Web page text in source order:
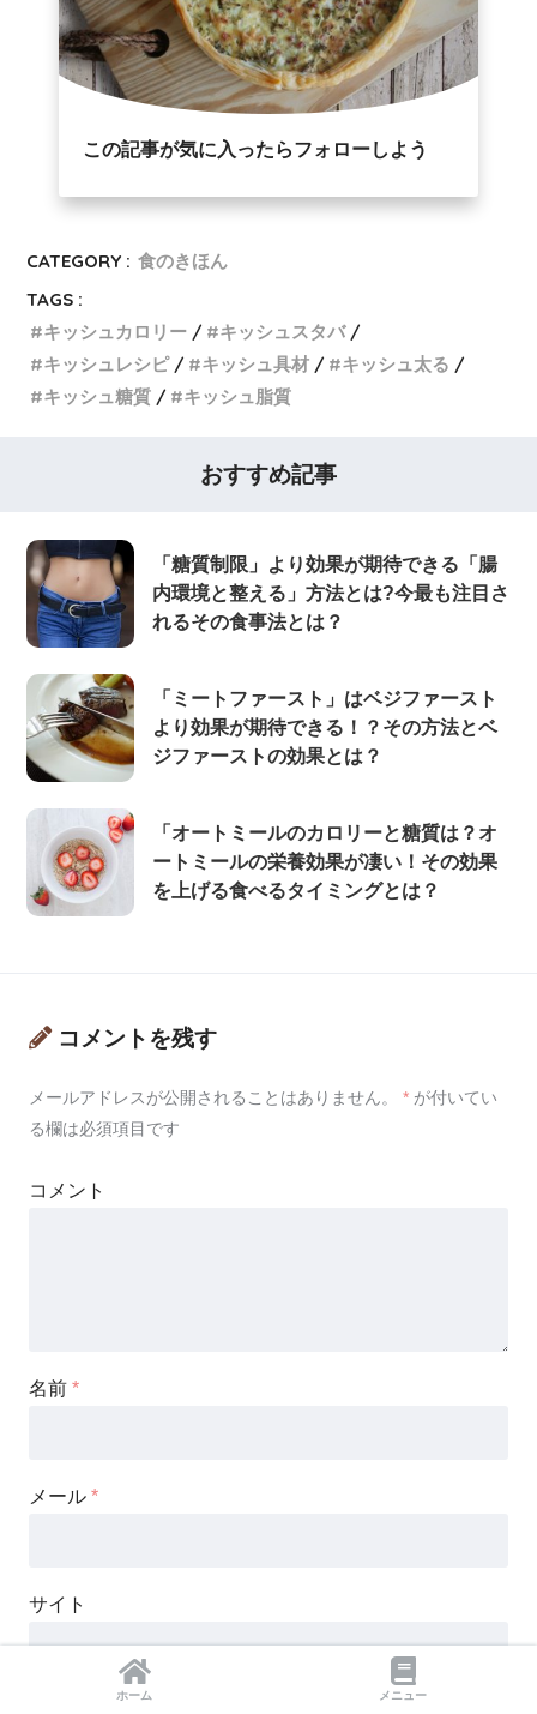
この記事が気に入ったらフォローしよう
CATEGORY : 食のきほん
TAGS :
キッシュカロリー
キッシュスタバ
キッシュレシピ
キッシュ具材
キッシュ太る
キッシュ糖質
キッシュ脂質
おすすめ記事
「糖質制限」より効果が期待できる「腸
内環境と整える」方法とは?今最も注目さ
れるその食事法とは？
「ミートファースト」はベジファースト
より効果が期待できる！？その方法とベ
ジファーストの効果とは？
「オートミールのカロリーと糖質は？オ
ートミールの栄養効果が凄い！その効果
を上げる食べるタイミングとは？
コメントを残す
メールアドレスが公開されることはありません。 * が付いてい
る欄は必須項目です
コメント
名前 *
メール *
サイト
ホーム メニュー